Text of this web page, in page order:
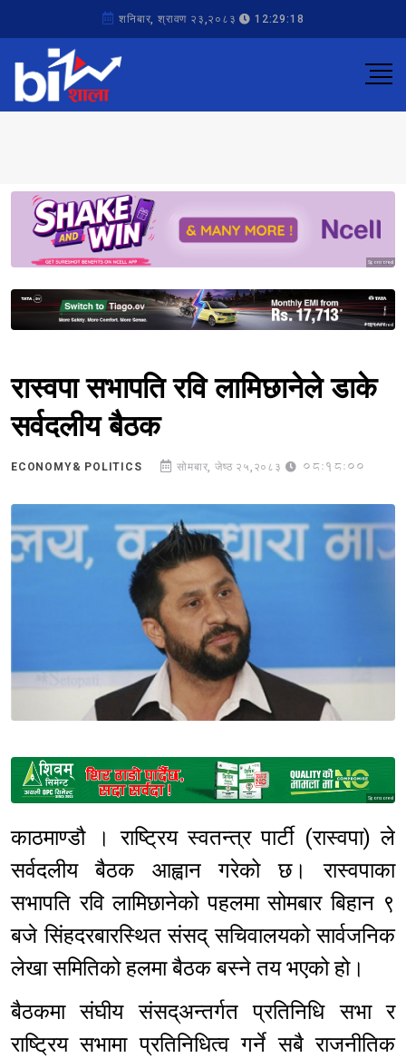
शनिबार, श्रावण २३,२०८३ 12:29:18
Sponsored
Sponsored
रास्वपा सभापति रवि लामिछानेले डाके
सर्वदलीय बैठक
ECONOMY& POLITICS सोमबार, जेष्ठ २५,२०८३ 08:18:00
Sponsored
काठमाण्डौ । राष्ट्रिय स्वतन्त्र पार्टी (रास्वपा) ले
सर्वदलीय बैठक आह्वान गरेको छ। रास्वपाका
सभापति रवि लामिछानेको पहलमा सोमबार बिहान ९
बजे सिंहदरबारस्थित संसद् सचिवालयको सार्वजनिक
लेखा समितिको हलमा बैठक बस्ने तय भएको हो।
बैठकमा संघीय संसद्अन्तर्गत प्रतिनिधि सभा र
राष्ट्रिय सभामा प्रतिनिधित्व गर्ने सबै राजनीतिक